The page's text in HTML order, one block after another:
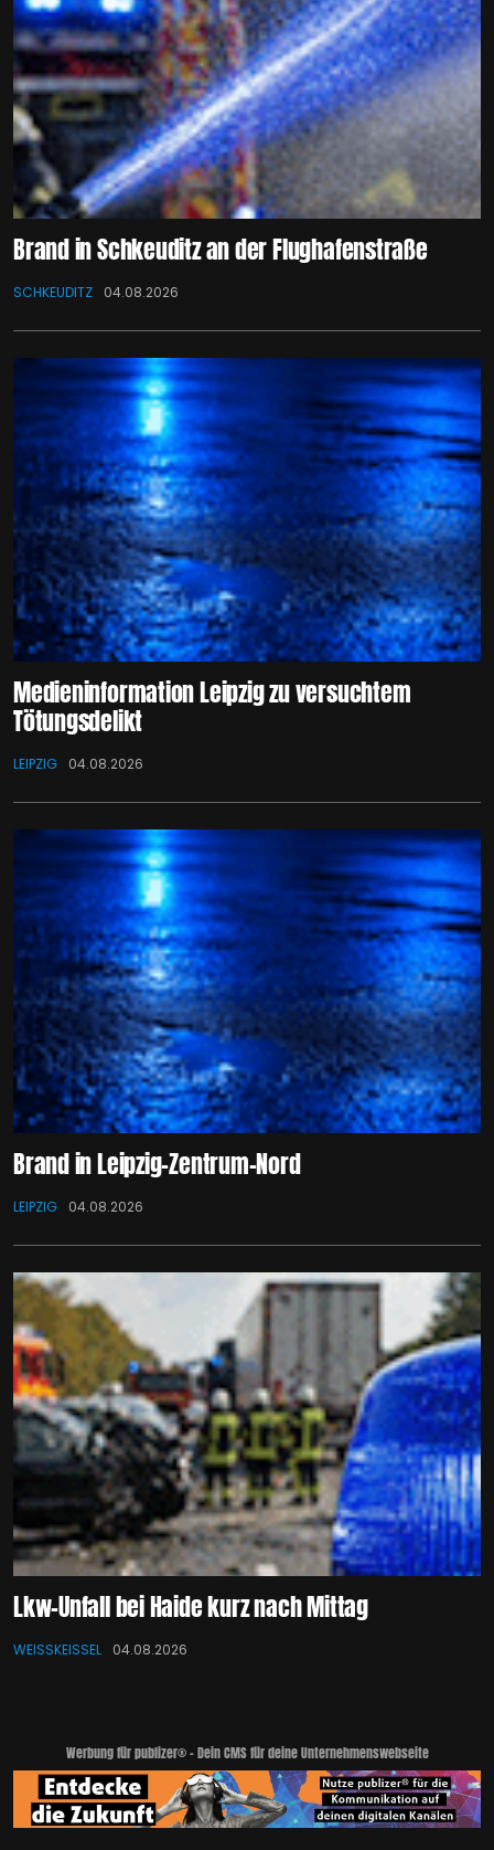
Brand in Schkeuditz an der Flughafenstraße
SCHKEUDITZ 04.08.2026
Medieninformation Leipzig zu versuchtem
Tötungsdelikt
LEIPZIG 04.08.2026
Brand in Leipzig-Zentrum-Nord
LEIPZIG 04.08.2026
Lkw-Unfall bei Haide kurz nach Mittag
WEISSKEISSEL 04.08.2026
Werbung für publizer® - Dein CMS für deine Unternehmenswebseite